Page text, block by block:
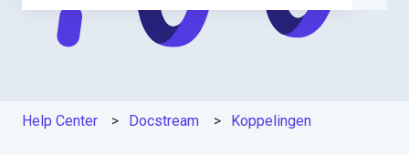
Er zijn geen suggesties want het zoekveld is leeg.
Help Center Docstream Koppelingen